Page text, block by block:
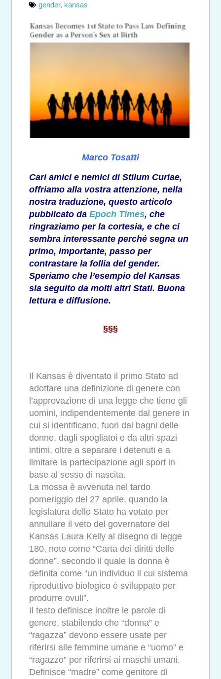
gender, kansas
Marco Tosatti
Cari amici e nemici di Stilum Curiae,
offriamo alla vostra attenzione, nella
nostra traduzione, questo articolo
pubblicato da Epoch Times, che
ringraziamo per la cortesia, e che ci
sembra interessante perché segna un
primo, importante, passo per
contrastare la follia del gender.
Speriamo che l’esempio del Kansas
sia seguito da molti altri Stati. Buona
lettura e diffusione.
§§§
Il Kansas è diventato il primo Stato ad
adottare una definizione di genere con
l’approvazione di una legge che tiene gli
uomini, indipendentemente dal genere in
cui si identificano, fuori dai bagni delle
donne, dagli spogliatoi e da altri spazi
intimi, oltre a separare i detenuti e a
limitare la partecipazione agli sport in
base al sesso di nascita.
La mossa è avvenuta nel tardo
pomeriggio del 27 aprile, quando la
legislatura dello Stato ha votato per
annullare il veto del governatore del
Kansas Laura Kelly al disegno di legge
180, noto come “Carta dei diritti delle
donne”, secondo il quale la donna è
definita come “un individuo il cui sistema
riproduttivo biologico è sviluppato per
produrre ovuli”.
Il testo definisce inoltre le parole di
genere, stabilendo che “donna” e
“ragazza” devono essere usate per
riferirsi alle femmine umane e “uomo” e
“ragazzo” per riferirsi ai maschi umani.
Definisce “madre” come genitore di